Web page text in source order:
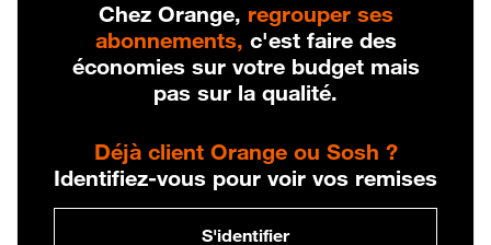
Chez Orange, regrouper ses
abonnements, c'est faire des
économies sur votre budget mais
pas sur la qualité.
Déjà client Orange ou Sosh ?
Identifiez-vous pour voir vos remises
S'identifier